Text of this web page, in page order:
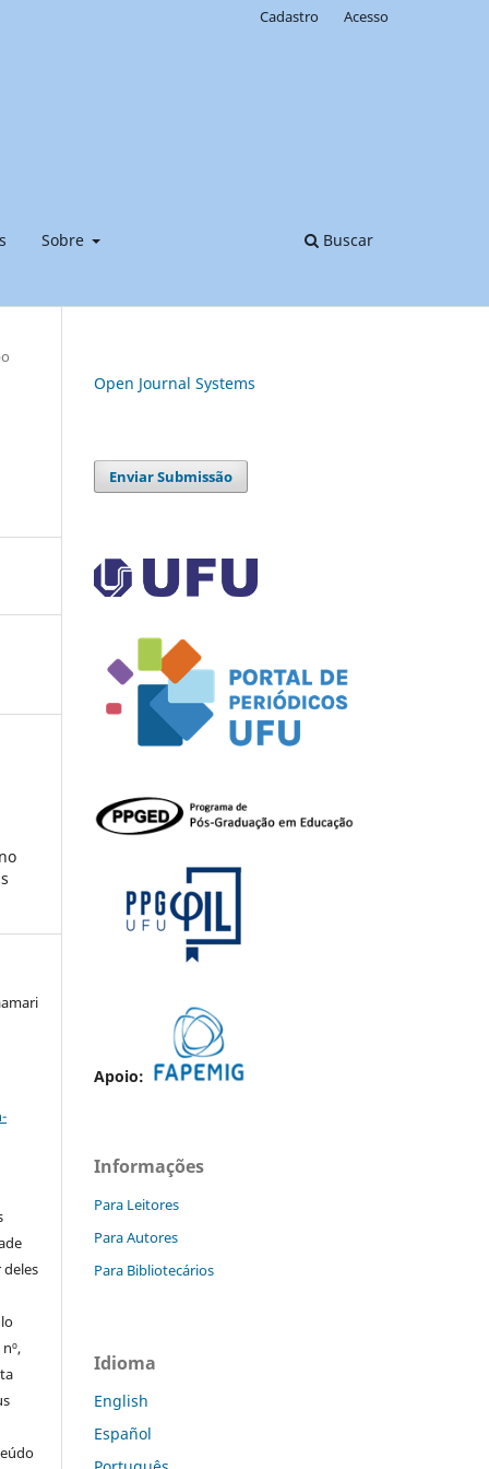
Sobre Buscar
Cadastro Acesso
Open Journal Systems
Enviar Submissão
Apoio:
Informações
Para Leitores
Para Autores
Para Bibliotecários
Idioma
English
Español